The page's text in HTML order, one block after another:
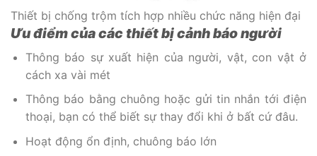
Thiết bị chống trộm tích hợp nhiều chức năng hiện đại
Ưu điểm của các thiết bị cảnh báo người
Thông báo sự xuất hiện của người, vật, con vật ở
cách xa vài mét
Thông báo bằng chuông hoặc gửi tin nhắn tới điện
thoại, bạn có thể biết sự thay đổi khi ở bất cứ đâu.
Hoạt động ổn định, chuông báo lớn